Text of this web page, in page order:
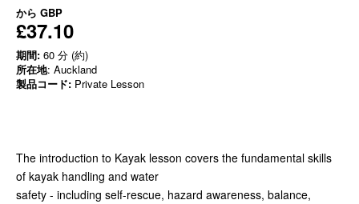
から GBP
£37.10
期間: 60 分 (約)
所在地: Auckland
製品コード: Private Lesson
The introduction to Kayak lesson covers the fundamental skills
of kayak handling and water
safety - including self-rescue, hazard awareness, balance,